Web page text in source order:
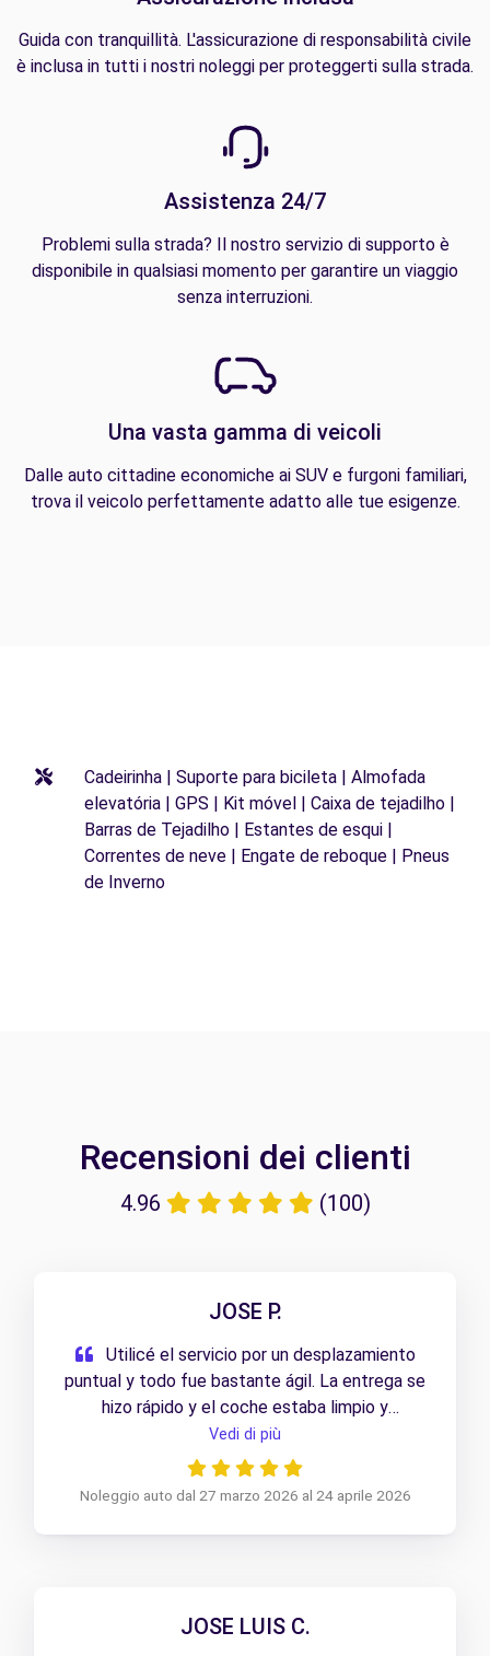
Guida con tranquillità. L'assicurazione di responsabilità civile
è inclusa in tutti i nostri noleggi per proteggerti sulla strada.
Assistenza 24/7
Problemi sulla strada? Il nostro servizio di supporto è
disponibile in qualsiasi momento per garantire un viaggio
senza interruzioni.
Una vasta gamma di veicoli
Dalle auto cittadine economiche ai SUV e furgoni familiari,
trova il veicolo perfettamente adatto alle tue esigenze.
Cadeirinha | Suporte para bicileta | Almofada
elevatória | GPS | Kit móvel | Caixa de tejadilho |
Barras de Tejadilho | Estantes de esqui |
Correntes de neve | Engate de reboque | Pneus
de Inverno
Recensioni dei clienti
4.96 (100)
JOSE P.
Utilicé el servicio por un desplazamiento
puntual y todo fue bastante ágil. La entrega se
hizo rápido y el coche estaba limpio y
preparado. En general, una experiencia cómoda
y sin complicaciones.
Vedi di più
Noleggio auto dal 27 marzo 2026 al 24 aprile 2026
JOSE LUIS C.